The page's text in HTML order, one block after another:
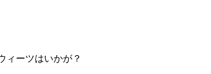
ィーツはいかが？